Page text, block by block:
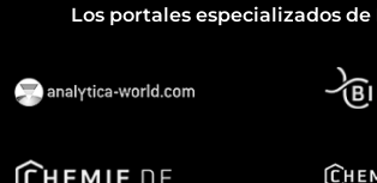
Los portales especializados de